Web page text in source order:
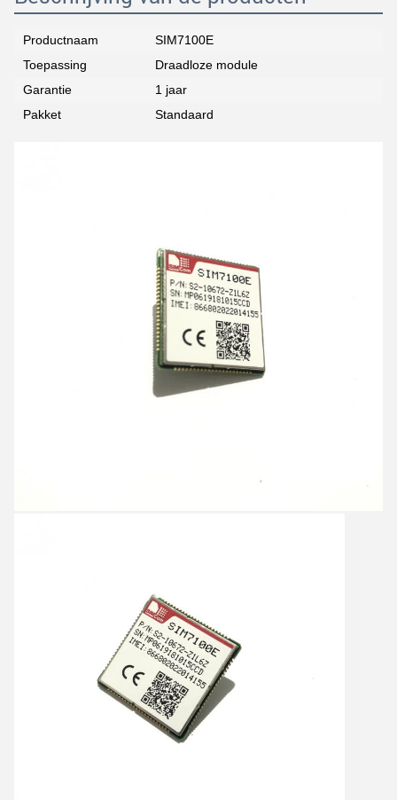
Productnaam
SIM7100E
Toepassing
Draadloze module
Garantie
1 jaar
Pakket
Standaard